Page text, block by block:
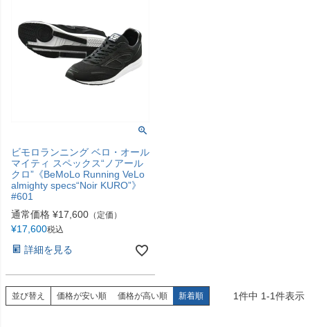
ビモロランニング ベロ・オール
マイティ スペックス“ノアール
クロ”《BeMoLo Running VeLo
almighty specs“Noir KURO”》
#601
通常価格 ¥17,600 （定価）
¥17,600税込
詳細を見る
並び替え 価格が安い順 価格が高い順 新着順 1件中 1-1件表示